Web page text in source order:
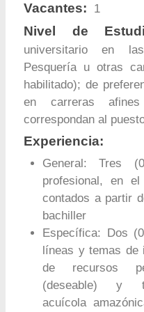
Vacantes: 1
Nivel de
universitario en
Pesquería u otras
habilitado); de
en carreras
correspondan al
Experiencia:
General: Tres
profesional, en
contados a partir
bachiller
Específica: Dos
líneas y temas de
de recursos
(deseable) y
acuícola